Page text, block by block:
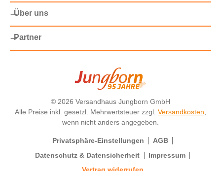
Über uns
Partner
© 2026 Versandhaus Jungborn GmbH
Alle Preise inkl. gesetzl. Mehrwertsteuer zzgl. Versandkosten,
wenn nicht anders angegeben.
Privatsphäre-Einstellungen
AGB
Datenschutz & Datensicherheit
Impressum